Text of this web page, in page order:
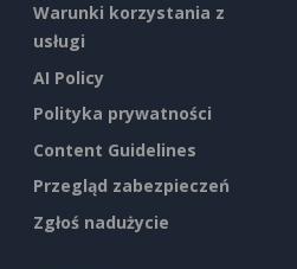
Warunki korzystania z
usługi
AI Policy
Polityka prywatności
Content Guidelines
Przegląd zabezpieczeń
Zgłoś nadużycie